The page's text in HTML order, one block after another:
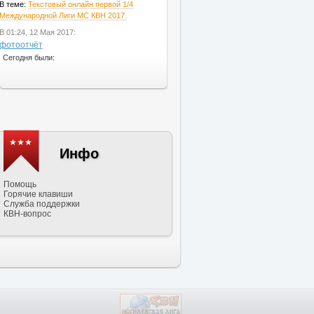
В теме: Текстовый онлайн первой 1/4
Международной Лиги МС КВН 2017.
В 01:24, 12 Мая 2017:
фотоотчёт
Сегодня были:
★★★
Инфо
Помощь
Горячие клавиши
Служба поддержки
КВН-вопрос